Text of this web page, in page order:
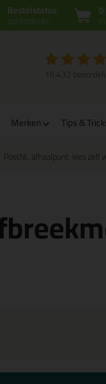
Bestelstatus
controleren
16.432
Merken Tips &
PostNL afhaalpunt: kies zelf